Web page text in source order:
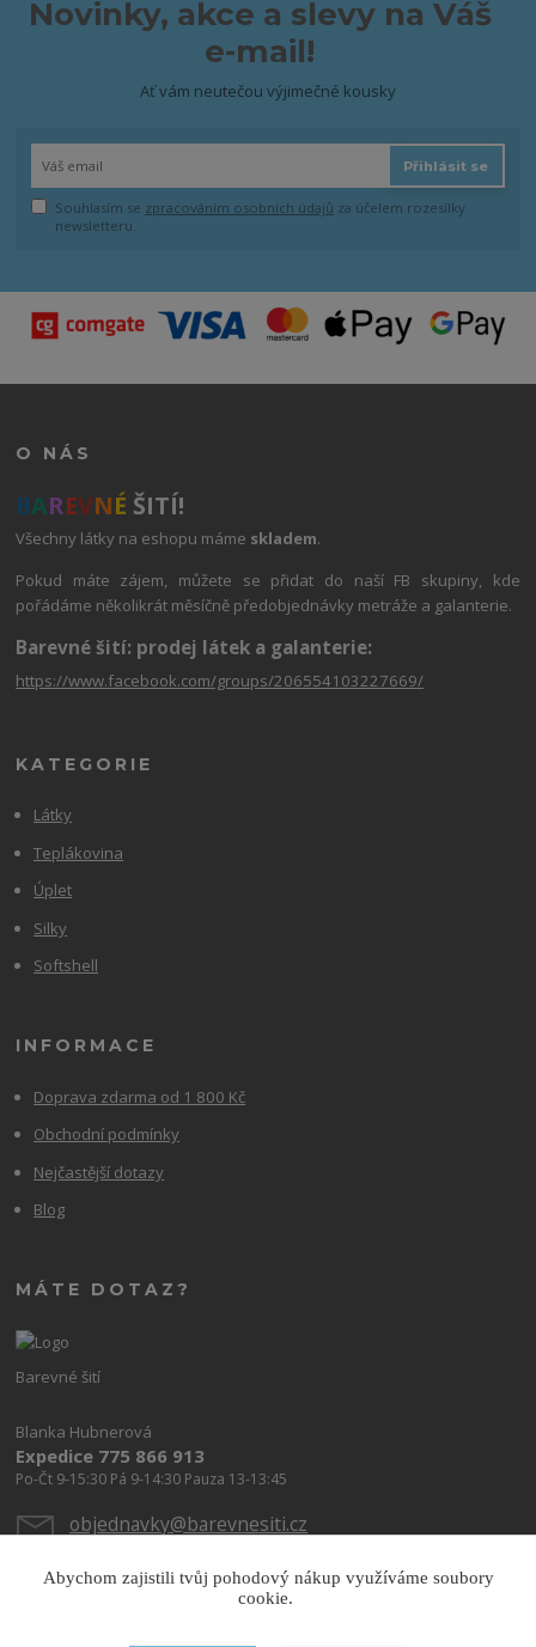
Novinky, akce a slevy na Váš
e-mail!
Ať vám neutečou výjimečné kousky
Přihlásit se
Souhlasím se zpracováním osobních údajů za účelem rozesílky
newsletteru.
O NÁS
BAREVNÉ ŠITÍ!
Všechny látky na eshopu máme skladem.
Pokud máte zájem, můžete se přidat do naší FB skupiny, kde
pořádáme několikrát měsíčně předobjednávky metráže a galanterie.
Barevné šití: prodej látek a galanterie:
https://www.facebook.com/groups/206554103227669/
KATEGORIE
Látky
Teplákovina
Úplet
Silky
Softshell
INFORMACE
Doprava zdarma od 1 800 Kč
Obchodní podmínky
Nejčastější dotazy
Blog
MÁTE DOTAZ?
Barevné šití
Blanka Hubnerová
Expedice 775 866 913
Po-Čt 9-15:30 Pá 9-14:30 Pauza 13-13:45
objednavky@barevnesiti.cz
Abychom zajistili tvůj pohodový nákup využíváme soubory
cookie.